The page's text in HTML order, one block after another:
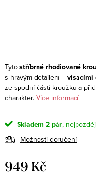
Tyto stříbrné rhodiované
s hravým detailem – visacími
ze spodní části kroužku a
charakter. Více informací
Skladem 2 pár
Možnosti doručení
949 Kč